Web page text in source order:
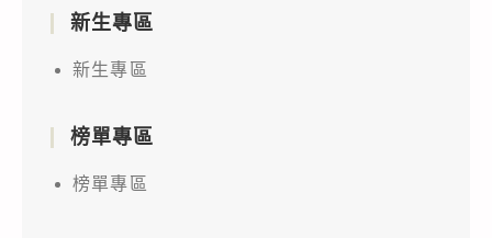
新生專區
新生專區
榜單專區
榜單專區